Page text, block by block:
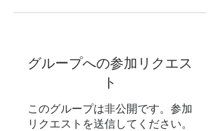
グループへの参加リクエス
ト
このグループは非公開です。参加
リクエストを送信してください。